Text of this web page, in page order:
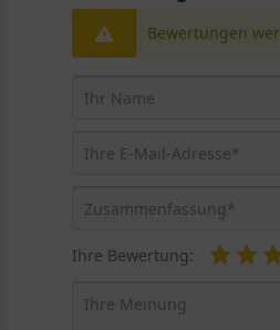
Bewertungen
Ihre Bewertung: